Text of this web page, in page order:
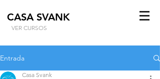
CASA SVANK
VER CURSOS
Entrada
Casa Svank